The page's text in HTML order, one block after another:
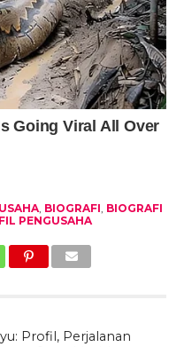
, BIOGRAFI BIOGRAFI
PENGUSAHA
Profil, Perjalanan